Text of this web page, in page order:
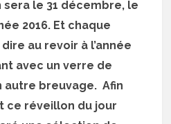
sera le 31 décembre, le
2016. Et chaque
au revoir à l’année
avec un verre de
autre breuvage. Afin
ce réveillon du jour